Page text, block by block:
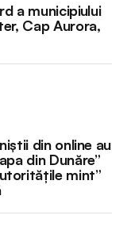
a municipiului
Cap Aurora,
din online au
din Dunăre”
mint”